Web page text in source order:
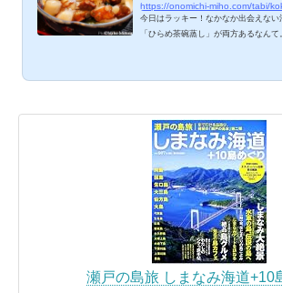
https://onomichi-miho.com/tabi/
今日はラッキー！なかなか出会えな
「ひらめ茶碗蒸し」が両方あるなん
コ、ハマチ、美味しそうなものがず
っ。豪華なfacebookeチェックイン特
の方は是非チェックインしましょう。
瀬戸の島旅 しまなみ海道+10